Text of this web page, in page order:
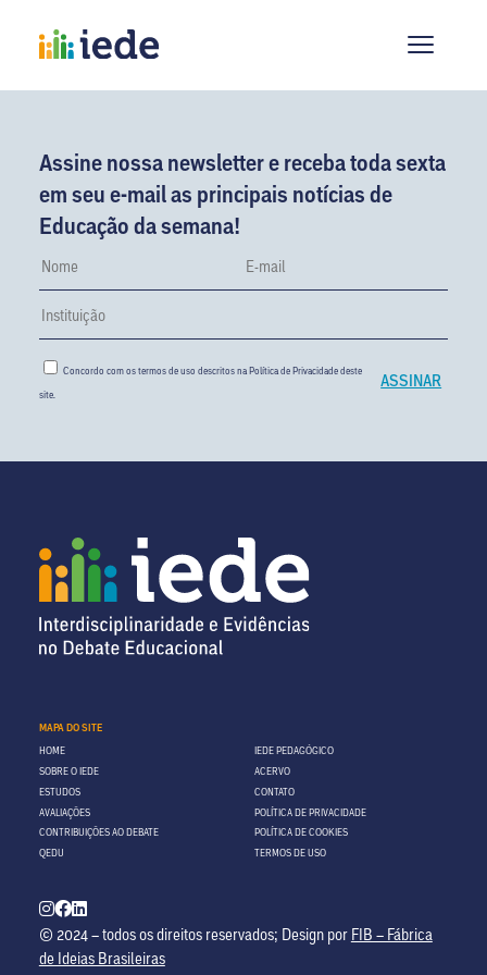
Assine nossa newsletter e receba toda sexta
em seu e-mail as principais notícias de
Educação da semana!
Concordo com os termos de uso descritos naPolítica de Privacidadedeste
site.
MAPA DO SITE
HOME
SOBRE O IEDE
ESTUDOS
AVALIAÇÕES
CONTRIBUIÇÕES AO DEBATE
QEDU
IEDE PEDAGÓGICO
ACERVO
CONTATO
POLÍTICA DE PRIVACIDADE
POLÍTICA DE COOKIES
TERMOS DE USO
© 2024 – todos os direitos reservados; Design por FIB – Fábrica
de Ideias Brasileiras